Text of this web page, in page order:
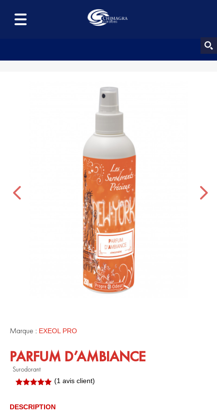
Marque : EXEOL PRO
PARFUM D’AMBIANCE
Surodorant
basé sur
(1 avis client)
DESCRIPTION